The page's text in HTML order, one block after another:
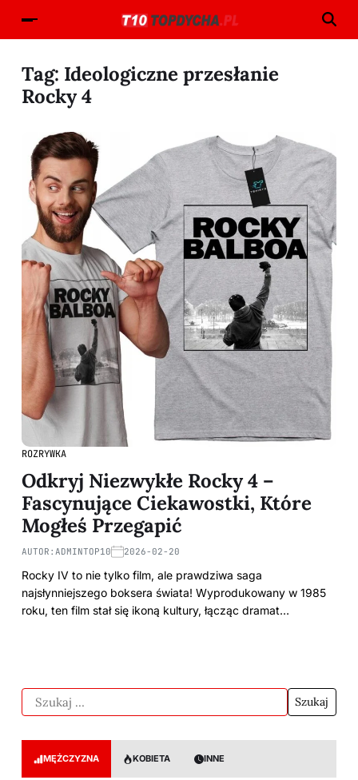
Tag: Ideologiczne przesłanie
Rocky 4
ROZRYWKA
Odkryj Niezwykłe Rocky 4 –
Fascynujące Ciekawostki, Które
Mogłeś Przegapić
AUTOR: ADMINTOP10 2026-02-20
Rocky IV to nie tylko film, ale prawdziwa saga
najsłynniejszego boksera świata! Wyprodukowany w 1985
roku, ten film stał się ikoną kultury, łącząc dramat…
MĘŻCZYZNA KOBIETA INNE